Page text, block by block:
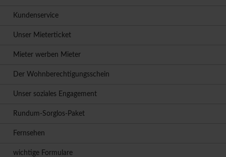
Kundenservice
Unser Mieterticket
Mieter werben Mieter
Der Wohnberechtigungsschein
Unser soziales Engagement
Rundum-Sorglos-Paket
Fernsehen
wichtige Formulare